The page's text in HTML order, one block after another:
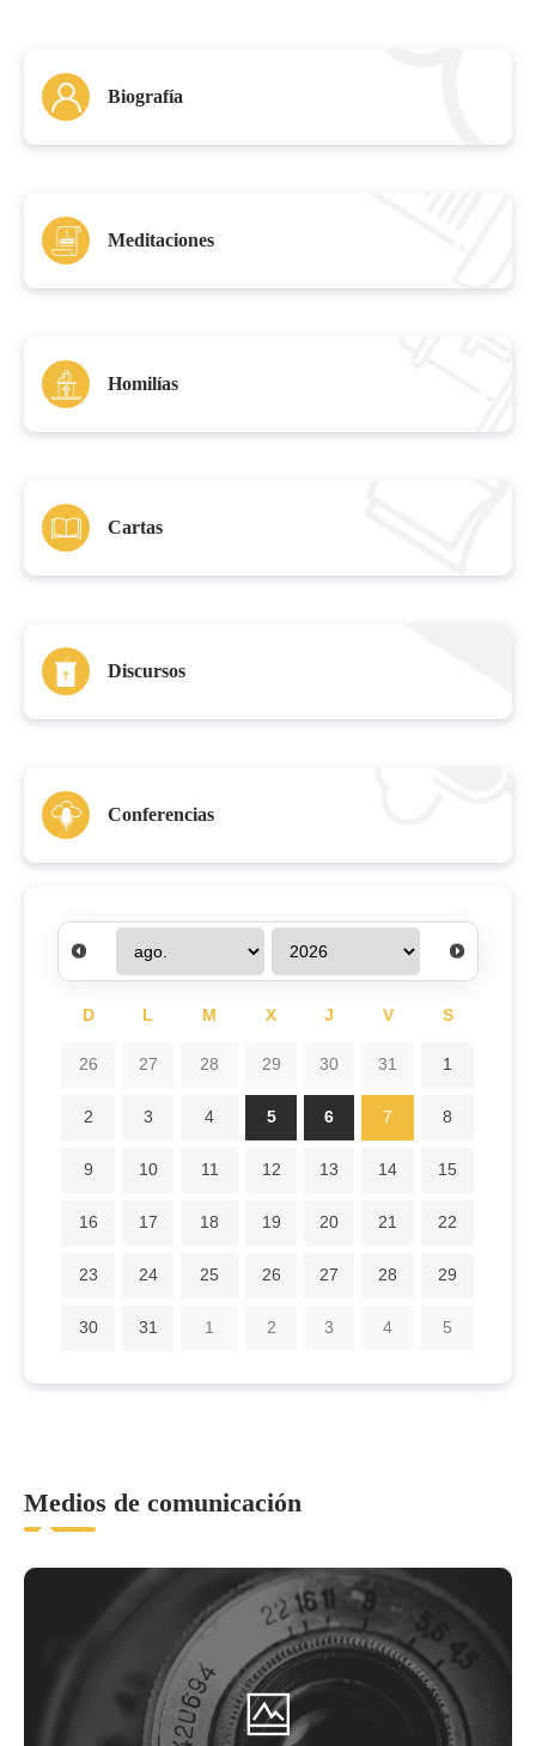
Biografía
Meditaciones
Homilías
Cartas
Discursos
Conferencias
D L M X J V
S
26
27 28 29 30 31
1
2
3 4 5 6 7
8
9
10 11 12 13 14
15
16
17 18 19 20 21
22
23
24 25 26 27 28
29
30
31 1 2 3 4 5
Medios de comunicación